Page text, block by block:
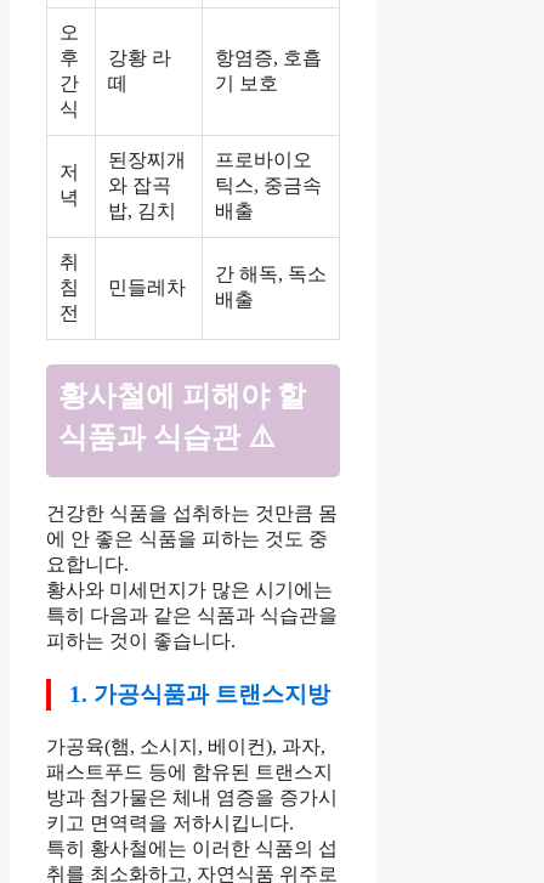
오
후
간
식
강황 라
떼
항염증, 호흡
기 보호
저
녁
된장찌개
와 잡곡
밥, 김치
프로바이오
틱스, 중금속
배출
취
침
전
민들레차
간 해독, 독소
배출
황사철에 피해야 할
식품과 식습관 ⚠️
건강한 식품을 섭취하는 것만큼 몸
에 안 좋은 식품을 피하는 것도 중
요합니다.
황사와 미세먼지가 많은 시기에는
특히 다음과 같은 식품과 식습관을
피하는 것이 좋습니다.
1. 가공식품과 트랜스지방
가공육(햄, 소시지, 베이컨), 과자,
패스트푸드 등에 함유된 트랜스지
방과 첨가물은 체내 염증을 증가시
키고 면역력을 저하시킵니다.
특히 황사철에는 이러한 식품의 섭
취를 최소화하고, 자연식품 위주로